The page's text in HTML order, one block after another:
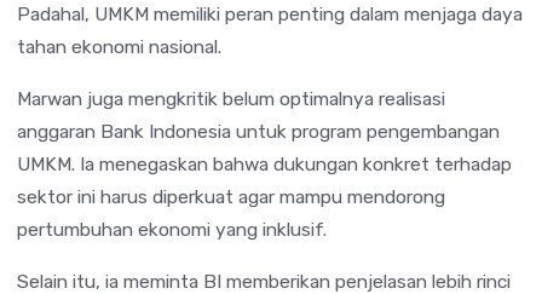
Padahal, UMKM memiliki peran penting dalam menjaga daya
tahan ekonomi nasional.
Marwan juga mengkritik belum optimalnya realisasi
anggaran Bank Indonesia untuk program pengembangan
UMKM. Ia menegaskan bahwa dukungan konkret terhadap
sektor ini harus diperkuat agar mampu mendorong
pertumbuhan ekonomi yang inklusif.
Selain itu, ia meminta BI memberikan penjelasan lebih rinci